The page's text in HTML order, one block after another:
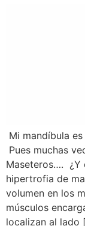
Mi mandíbula
Pues muchas
Maseteros…. ¿Y
hipertrofia de
volumen en los
músculos
localizan al lado